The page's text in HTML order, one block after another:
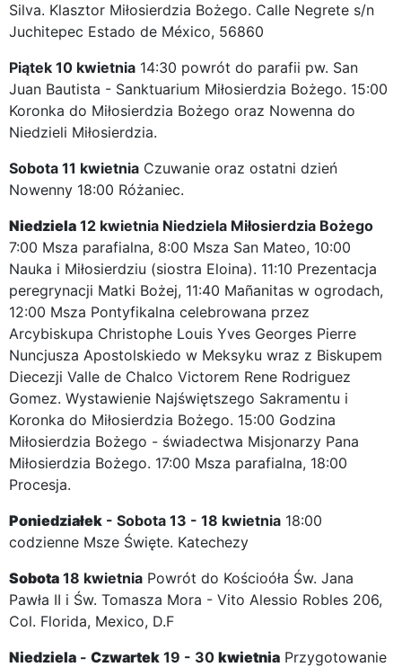
Silva. Klasztor Miłosierdzia Bożego. Calle Negrete s/n
Juchitepec Estado de México, 56860
Piątek 10 kwietnia 14:30 powrót do parafii pw. San
Juan Bautista - Sanktuarium Miłosierdzia Bożego. 15:00
Koronka do Miłosierdzia Bożego oraz Nowenna do
Niedzieli Miłosierdzia.
Sobota 11 kwietnia Czuwanie oraz ostatni dzień
Nowenny 18:00 Różaniec.
Niedziela 12 kwietnia Niedziela Miłosierdzia Bożego
7:00 Msza parafialna, 8:00 Msza San Mateo, 10:00
Nauka i Miłosierdziu (siostra Eloina). 11:10 Prezentacja
peregrynacji Matki Bożej, 11:40 Mañanitas w ogrodach,
12:00 Msza Pontyfikalna celebrowana przez
Arcybiskupa Christophe Louis Yves Georges Pierre
Nuncjusza Apostolskiedo w Meksyku wraz z Biskupem
Diecezji Valle de Chalco Victorem Rene Rodriguez
Gomez. Wystawienie Najświętszego Sakramentu i
Koronka do Miłosierdzia Bożego. 15:00 Godzina
Miłosierdzia Bożego - świadectwa Misjonarzy Pana
Miłosierdzia Bożego. 17:00 Msza parafialna, 18:00
Procesja.
Poniedziałek - Sobota 13 - 18 kwietnia 18:00
codzienne Msze Święte. Katechezy
Sobota 18 kwietnia Powrót do Kościoóła Św. Jana
Pawła II i Św. Tomasza Mora - Vito Alessio Robles 206,
Col. Florida, Mexico, D.F
Niedziela - Czwartek 19 - 30 kwietnia Przygotowanie